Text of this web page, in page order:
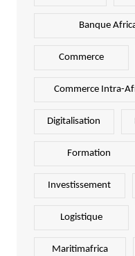
Banque
Commerce
Commerce Intra-
Digitalisation
Formation
Investissement
Logistique
Maritimafrica